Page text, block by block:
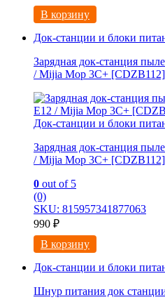
В корзину
Док-станции и блоки
Зарядная док-станция
/ Mijia Mop 3С+ [CDZB112]
Док-станции и блоки
Зарядная док-станция
/ Mijia Mop 3С+ [CDZB112]
0 out of 5
(0)
SKU: 815957341877063
990 ₽
В корзину
Док-станции и блоки
Шнур питания док